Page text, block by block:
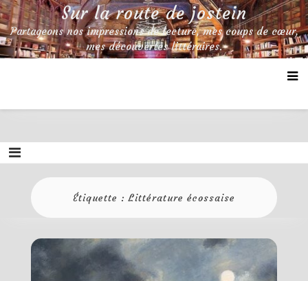
Skip
to
content
Sur la route de jostein
Partageons nos impressions de lecture, mes coups de cœur,
mes découvertes littéraires.
Étiquette :Littérature écossaise